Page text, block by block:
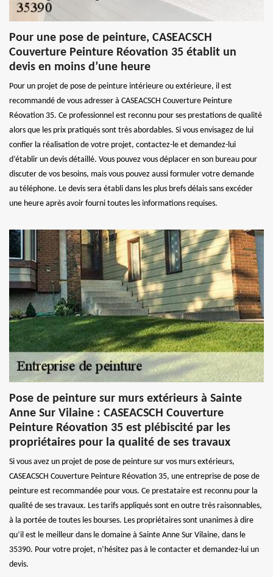
Pour une pose de peinture, CASEACSCH
Couverture Peinture Réovation 35 établit un
devis en moins d’une heure
Pour un projet de pose de peinture intérieure ou extérieure, il est
recommandé de vous adresser à CASEACSCH Couverture Peinture
Réovation 35. Ce professionnel est reconnu pour ses prestations de qualité
alors que les prix pratiqués sont très abordables. Si vous envisagez de lui
confier la réalisation de votre projet, contactez-le et demandez-lui
d’établir un devis détaillé. Vous pouvez vous déplacer en son bureau pour
discuter de vos besoins, mais vous pouvez aussi formuler votre demande
au téléphone. Le devis sera établi dans les plus brefs délais sans excéder
une heure après avoir fourni toutes les informations requises.
Pose de peinture sur murs extérieurs à Sainte
Anne Sur Vilaine : CASEACSCH Couverture
Peinture Réovation 35 est plébiscité par les
propriétaires pour la qualité de ses travaux
Si vous avez un projet de pose de peinture sur vos murs extérieurs,
CASEACSCH Couverture Peinture Réovation 35, une entreprise de pose de
peinture est recommandée pour vous. Ce prestataire est reconnu pour la
qualité de ses travaux. Les tarifs appliqués sont en outre très raisonnables,
à la portée de toutes les bourses. Les propriétaires sont unanimes à dire
qu’il est le meilleur dans le domaine à Sainte Anne Sur Vilaine, dans le
35390. Pour votre projet, n’hésitez pas à le contacter et demandez-lui un
devis.